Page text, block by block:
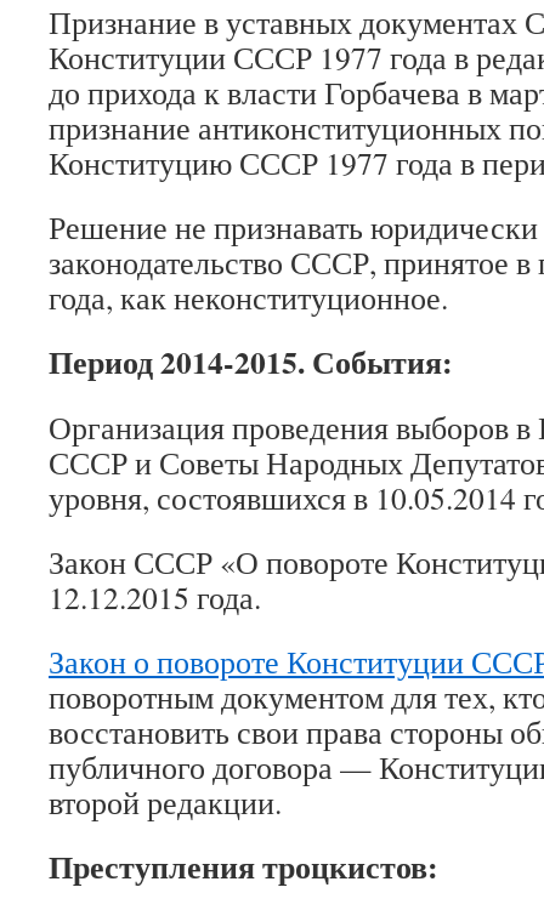
Признание в уставных документах
Конституции СССР 1977 года в
до прихода к власти Горбачева в
признание антиконституционных
Конституцию СССР 1977 года в
Решение не признавать
законодательство СССР, принятое
года, как неконституционное.
Период 2014-2015. События:
Организация проведения выборов
СССР и Советы Народных
уровня, состоявшихся в 10.05.2014
Закон СССР «О повороте
12.12.2015 года.
Закон о повороте Конституции
поворотным документом для тех,
восстановить свои права стороны
публичного договора —
второй редакции.
Преступления троцкистов: